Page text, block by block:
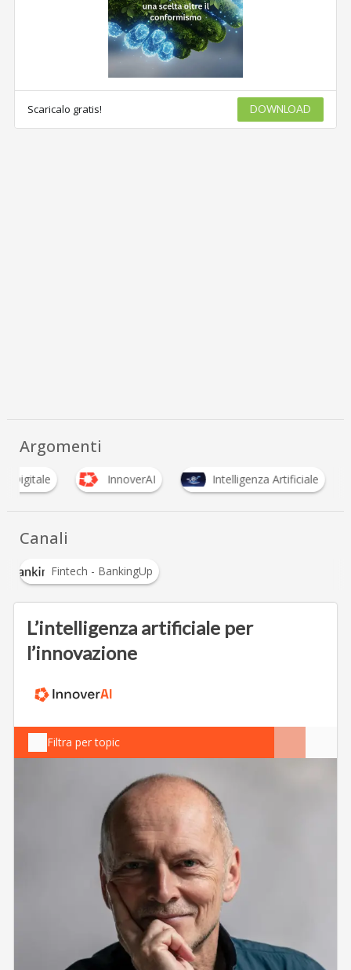
Scaricalo gratis! DOWNLOAD
Argomenti
Digitale InnoverAI Intelligenza Artificiale
Canali
Fintech - BankingUp
L’intelligenza artificiale per
l’innovazione
Filtra per topic